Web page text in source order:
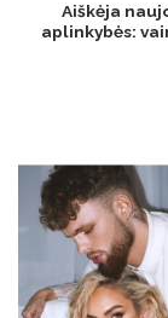
Aiškėja
aplinkybės: